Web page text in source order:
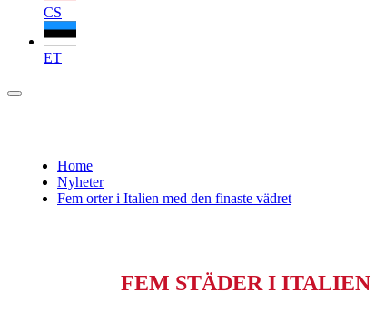
CS
ET
Home
Nyheter
Fem orter i Italien med den finaste vädret
FEM STÄDER I